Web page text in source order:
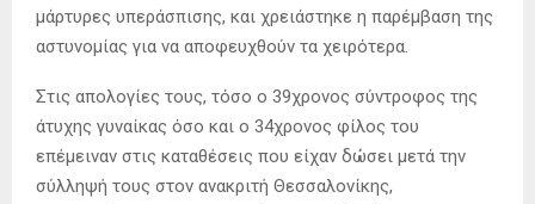
μάρτυρες υπεράσπισης, και χρειάστηκε η παρέμβαση της
αστυνομίας για να αποφευχθούν τα χειρότερα.
Στις απολογίες τους, τόσο ο 39χρονος σύντροφος της
άτυχης γυναίκας όσο και ο 34χρονος φίλος του
επέμειναν στις καταθέσεις που είχαν δώσει μετά την
σύλληψή τους στον ανακριτή Θεσσαλονίκης,